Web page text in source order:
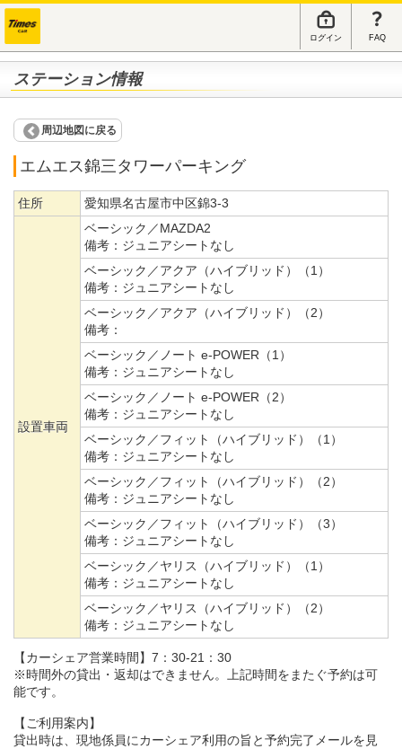
ログイン FAQ
ステーション情報
周辺地図に戻る
エムエス錦三タワーパーキング
住所 愛知県名古屋市中区錦3-3
設置車両
ベーシック／MAZDA2
備考： ジュニアシートなし
ベーシック／アクア（ハイブリッド）（1）
備考： ジュニアシートなし
ベーシック／アクア（ハイブリッド）（2）
備考：
ベーシック／ノート e-POWER（1）
備考： ジュニアシートなし
ベーシック／ノート e-POWER（2）
備考： ジュニアシートなし
ベーシック／フィット（ハイブリッド）（1）
備考： ジュニアシートなし
ベーシック／フィット（ハイブリッド）（2）
備考： ジュニアシートなし
ベーシック／フィット（ハイブリッド）（3）
備考： ジュニアシートなし
ベーシック／ヤリス（ハイブリッド）（1）
備考： ジュニアシートなし
ベーシック／ヤリス（ハイブリッド）（2）
備考： ジュニアシートなし
【カーシェア営業時間】7：30-21：30
※時間外の貸出・返却はできません。上記時間をまたぐ予約は可
能です。
【ご利用案内】
貸出時は、現地係員にカーシェア利用の旨と予約完了メールを見